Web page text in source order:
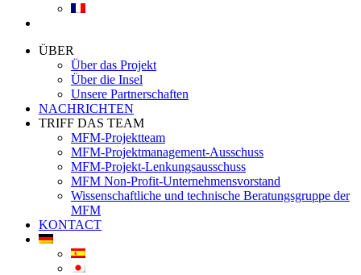
ÜBER
Über das Projekt
Über die Insel
Unsere Partnerschaften
NACHRICHTEN
TRIFF DAS TEAM
MFM-Projektteam
MFM-Projektmanagement-Ausschuss
MFM-Projekt-Lenkungsausschuss
MFM Non-Profit-Unternehmensvorstand
Wissenschaftliche und technische Beratungsgruppe der
MFM
KONTACT